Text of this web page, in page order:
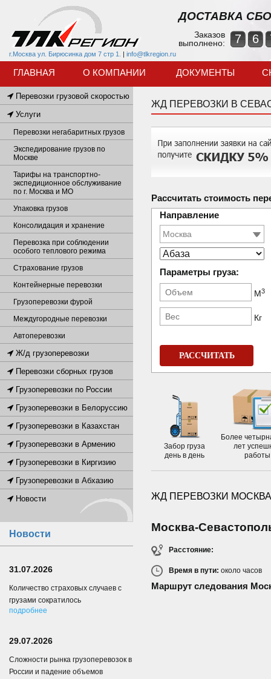
г.Москва ул. Бирюсинка дом 7 стр 1. | info@tlkregion.ru
ДОСТАВКА
Заказов
выполнено:
7 6
ГЛАВНАЯ О КОМПАНИИ ДОКУМЕНТЫ
ЖД ПЕРЕВОЗКИ В
Рассчитать стоимость
Направление
Параметры груза:
М3
Кг
РАССЧИТАТЬ
Забор груза
день в день
Более
лет
работы
ЖД ПЕРЕВОЗКИ
Москва-
Расстояние:
Время в пути: около часов
Маршрут следования
Перевозки грузовой скоростью
Услуги
Перевозки негабаритных грузов
Экспедирование грузов по
Москве
Тарифы на транспортно-
экспедиционное обслуживание
по г. Москва и МО
Упаковка грузов
Консолидация и хранение
Перевозка при соблюдении
особого теплового режима
Страхование грузов
Контейнерные перевозки
Грузоперевозки фурой
Междугородные перевозки
Автоперевозки
Ж/д грузоперевозки
Перевозки сборных грузов
Грузоперевозки по России
Грузоперевозки в Белоруссию
Грузоперевозки в Казахстан
Грузоперевозки в Армению
Грузоперевозки в Киргизию
Грузоперевозки в Абхазию
Новости
Новости
31.07.2026
Количество страховых случаев с
грузами сократилось
подробнее
29.07.2026
Сложности рынка грузоперевозок в
России и падение объемов